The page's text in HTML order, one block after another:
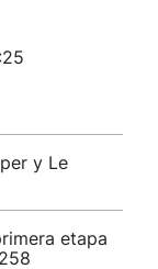
y Le
etapa